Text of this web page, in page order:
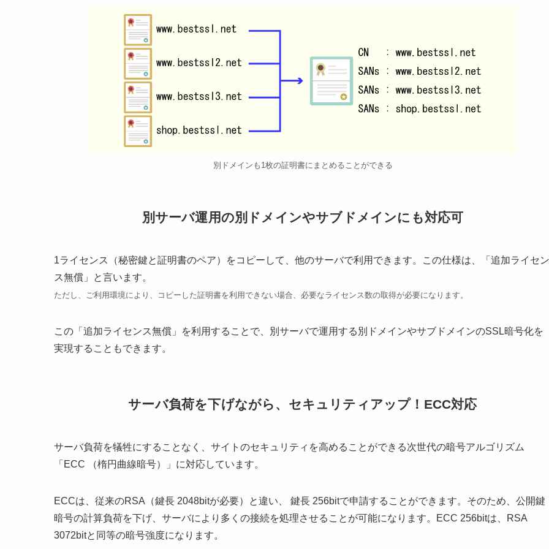
別ドメインも1枚の証明書にまとめることができる
別サーバ運用の別ドメインやサブドメインにも対応可
1ライセンス（秘密鍵と証明書のペア）をコピーして、他のサーバで利用できます。この仕様は、「追加ライセン
ス無償」と言います。
ただし、ご利用環境により、コピーした証明書を利用できない場合、必要なライセンス数の取得が必要になります。
この「追加ライセンス無償」を利用することで、別サーバで運用する別ドメインやサブドメインのSSL暗号化を
実現することもできます。
サーバ負荷を下げながら、セキュリティアップ！ECC対応
サーバ負荷を犠牲にすることなく、サイトのセキュリティを高めることができる次世代の暗号アルゴリズム
「ECC （楕円曲線暗号）」に対応しています。
ECCは、従来のRSA（鍵長 2048bitが必要）と違い、 鍵長 256bitで申請することができます。そのため、公開鍵
暗号の計算負荷を下げ、サーバにより多くの接続を処理させることが可能になります。ECC 256bitは、RSA
3072bitと同等の暗号強度になります。